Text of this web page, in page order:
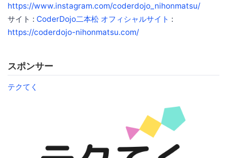
https://www.instagram.com/coderdojo_nihonmatsu/
サイト : CoderDojo二本松 オフィシャルサイト :
https://coderdojo-nihonmatsu.com/
スポンサー
テクてく